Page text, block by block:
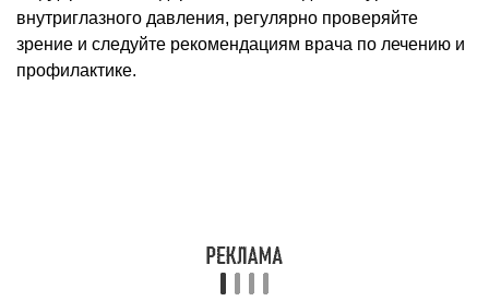
внутриглазного давления, регулярно проверяйте
зрение и следуйте рекомендациям врача по лечению и
профилактике.